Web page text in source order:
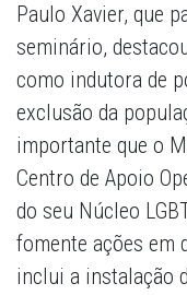
Paulo Xavier, que
seminário,
como indutora de
exclusão da
importante que o
Centro de Apoio
do seu Núcleo
fomente ações em
inclui a instalação